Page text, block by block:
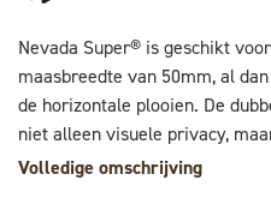
Nevada Super® is geschikt
maasbreedte van 50mm, al
de horizontale plooien. De
niet alleen visuele privacy,
dempen het straatlawaai. Om
Volledige omschrijving